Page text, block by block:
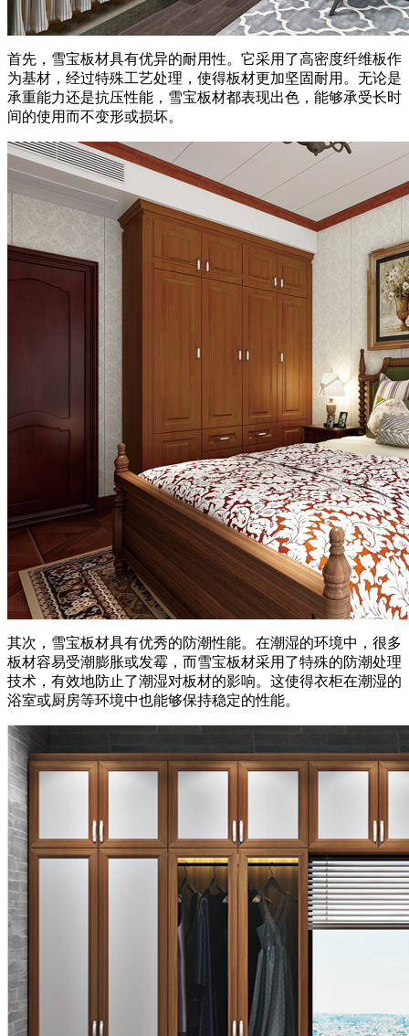
首先，雪宝板材具有优异的耐用性。它采用了高密度纤维板作
为基材，经过特殊工艺处理，使得板材更加坚固耐用。无论是
承重能力还是抗压性能，雪宝板材都表现出色，能够承受长时
间的使用而不变形或损坏。
其次，雪宝板材具有优秀的防潮性能。在潮湿的环境中，很多
板材容易受潮膨胀或发霉，而雪宝板材采用了特殊的防潮处理
技术，有效地防止了潮湿对板材的影响。这使得衣柜在潮湿的
浴室或厨房等环境中也能够保持稳定的性能。